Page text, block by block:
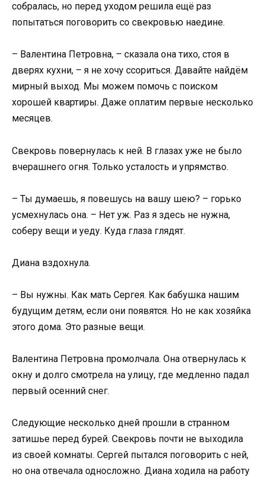
собралась, но перед уходом решила ещё раз
попытаться поговорить со свекровью наедине.
– Валентина Петровна, – сказала она тихо, стоя в
дверях кухни, – я не хочу ссориться. Давайте найдём
мирный выход. Мы можем помочь с поиском
хорошей квартиры. Даже оплатим первые несколько
месяцев.
Свекровь повернулась к ней. В глазах уже не было
вчерашнего огня. Только усталость и упрямство.
– Ты думаешь, я повешусь на вашу шею? – горько
усмехнулась она. – Нет уж. Раз я здесь не нужна,
соберу вещи и уеду. Куда глаза глядят.
Диана вздохнула.
– Вы нужны. Как мать Сергея. Как бабушка нашим
будущим детям, если они появятся. Но не как хозяйка
этого дома. Это разные вещи.
Валентина Петровна промолчала. Она отвернулась к
окну и долго смотрела на улицу, где медленно падал
первый осенний снег.
Следующие несколько дней прошли в странном
затишье перед бурей. Свекровь почти не выходила
из своей комнаты. Сергей пытался поговорить с ней,
но она отвечала односложно. Диана ходила на работу